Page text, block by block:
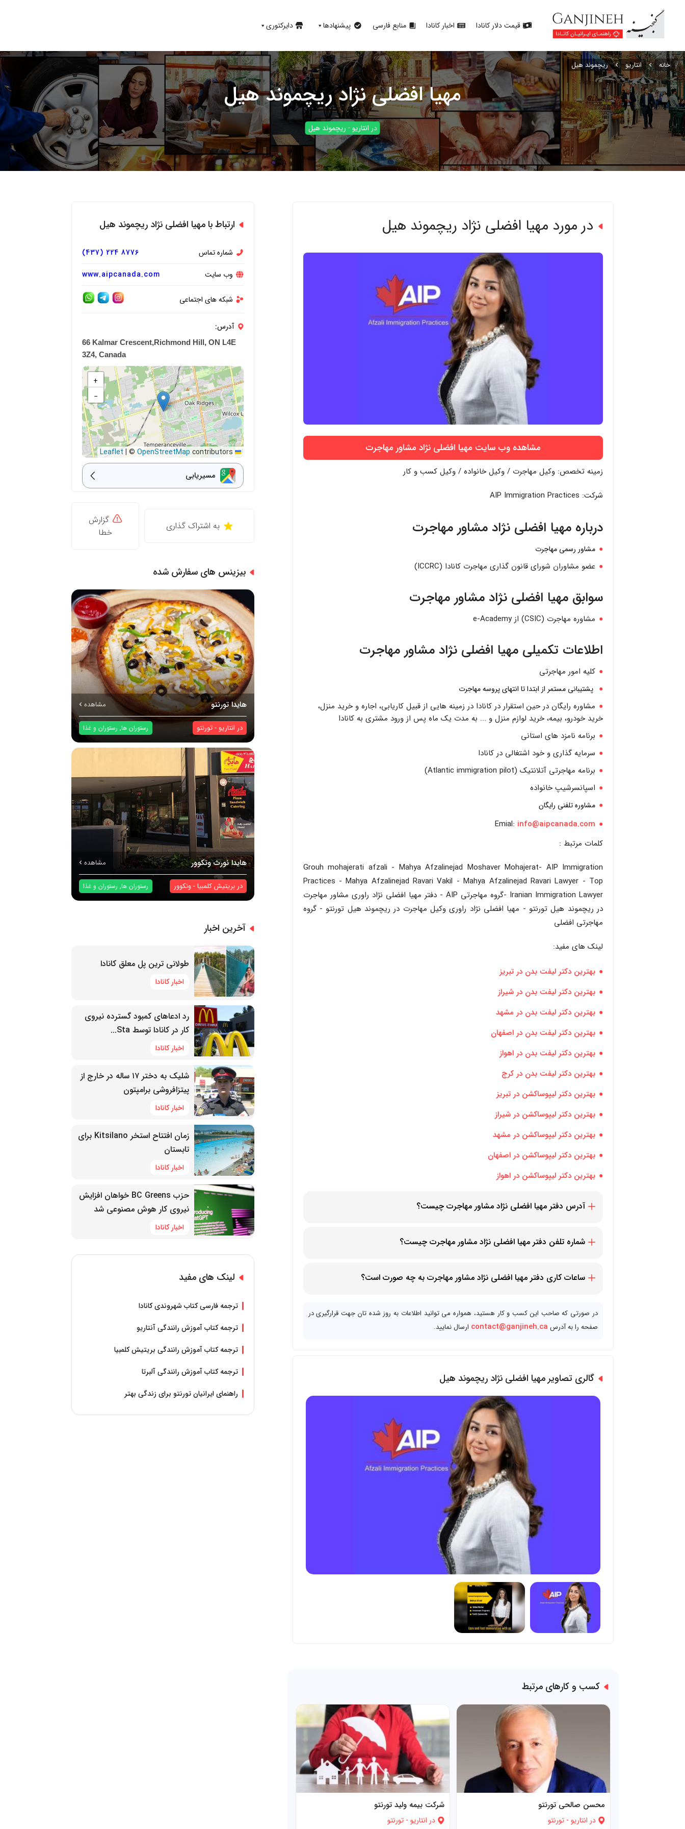
قیمت دلار کانادا اخبار کانادا منابع فارسی پیشنهادها دایرکتوری
خانه انتاریو ریچموند هیل
مهیا افضلی نژاد ریچموند هیل
در انتاریو- ریچموند هیل
در مورد مهیا افضلی نژاد ریچموند هیل
مشاهده وب سایت مهیا افضلی نژاد مشاور مهاجرت
زمینه تخصص: وکیل مهاجرت / وکیل خانواده / وکیل کسب و کار
شرکت: AIP Immigration Practices
درباره مهیا افضلی نژاد مشاور مهاجرت
مشاور رسمی مهاجرت
عضو مشاوران شورای قانون گذاری مهاجرت کانادا (ICCRC)
سوابق مهیا افضلی نژاد مشاور مهاجرت
مشاوره مهاجرت (CSIC) از e-Academy
اطلاعات تکمیلی مهیا افضلی نژاد مشاور مهاجرت
کلیه امور مهاجرتی
پشتیبانی مستمر از ابتدا تا انتهای پروسه مهاجرت
مشاوره رایگان در حین استقرار در کانادا در زمینه هایی از قبیل کاریابی، اجاره و خرید منزل،
خرید خودرو، بیمه، خرید لوازم منزل و ... به مدت یک ماه پس از ورود مشتری به کانادا
برنامه نامزد های استانی
سرمایه گذاری و خود اشتغالی در کانادا
برنامه مهاجرتی آتلانتیک (Atlantic immigration pilot)
اسپانسرشیپ خانواده
مشاوره تلفنی رایگان
Emial: info@aipcanada.com
کلمات مرتبط :
Grouh mohajerati afzali - Mahya Afzalinejad Moshaver Mohajerat- AIP Immigration
Practices - Mahya Afzalinejad Ravari Vakil - Mahya Afzalinejad Ravari Lawyer - Top
Iranian Immigration Lawyer -گروه مهاجرتی AIP - دفتر مهیا افضلی نژاد راوری مشاور مهاجرت
در ریچموند هیل تورنتو - مهیا افضلی نژاد راوری وکیل مهاجرت در ریچموند هیل تورنتو - گروه
مهاجرتی افضلی
لینک های مفید:
بهترین دکتر لیفت بدن در تبریز
بهترین دکتر لیفت بدن در شیراز
بهترین دکتر لیفت بدن در مشهد
بهترین دکتر لیفت بدن در اصفهان
بهترین دکتر لیفت بدن در اهواز
بهترین دکتر لیفت بدن در کرج
بهترین دکتر لیپوساکشن در تبریز
بهترین دکتر لیپوساکشن در شیراز
بهترین دکتر لیپوساکشن در مشهد
بهترین دکتر لیپوساکشن در اصفهان
بهترین دکتر لیپوساکشن در اهواز
آدرس دفتر مهیا افضلی نژاد مشاور مهاجرت چیست؟
شماره تلفن دفتر مهیا افضلی نژاد مشاور مهاجرت چیست؟
ساعات کاری دفتر مهیا افضلی نژاد مشاور مهاجرت به چه صورت است؟
در صورتی که صاحب این کسب و کار هستید، همواره می توانید اطلاعات به روز شده تان جهت قرارگیری در
صفحه را به آدرس contact@ganjineh.ca ارسال نمایید.
گالری تصاویر مهیا افضلی نژاد ریچموند هیل
کسب و کارهای مرتبط
محسن صالحی تورنتو
در انتاریو -تورنتو
شرکت بیمه ولید تورنتو
در انتاریو -تورنتو
ارتباط با مهیا افضلی نژاد ریچموند هیل
شماره تماس
8776 224 (437)
وب سایت
www.aipcanada.com
شبکه های اجتماعی
آدرس:
66 Kalmar Crescent,Richmond Hill, ON L4E
3Z4, Canada
+
−
Leaflet
|©OpenStreetMap contributors
مسیریابی
به اشتراک گذاری
گزارش
خطا
بیزینس های سفارش شده
هایدا تورنتو مشاهده
در انتاریو -تورنتو رستوران ها, رستوران و غذا
هایدا نورث ونکوور مشاهده
در بریتیش کلمبیا-ونکوور رستوران ها, رستوران و غذا
آخرین اخبار
طولانی ترین پل معلق کانادا
اخبار کانادا
رد ادعاهای کمبود گسترده نیروی
کار در کانادا توسط Sta...
اخبار کانادا
شلیک به دختر ۱۷ ساله در خارج از
پیتزافروشی برامپتون
اخبار کانادا
زمان افتتاح استخر Kitsilano برای
تابستان
اخبار کانادا
حزب BC Greens خواهان افزایش
نیروی کار هوش مصنوعی شد
اخبار کانادا
لینک های مفید
ترجمه فارسی کتاب شهروندی کانادا
ترجمه کتاب آموزش رانندگی آنتاریو
ترجمه کتاب آموزش رانندگی بریتیش کلمبیا
ترجمه کتاب آموزش رانندگی آلبرتا
راهنمای ایرانیان تورنتو برای زندگی بهتر